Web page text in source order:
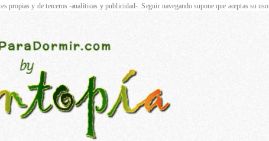
propias y de terceros -analíticas y publicidad-. Seguir navegando supone que aceptas su uso